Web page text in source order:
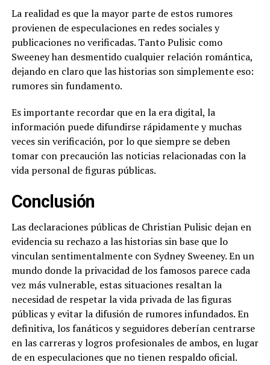
La realidad es que la mayor parte de estos rumores
provienen de especulaciones en redes sociales y
publicaciones no verificadas. Tanto Pulisic como
Sweeney han desmentido cualquier relación romántica,
dejando en claro que las historias son simplemente eso:
rumores sin fundamento.
Es importante recordar que en la era digital, la
información puede difundirse rápidamente y muchas
veces sin verificación, por lo que siempre se deben
tomar con precaución las noticias relacionadas con la
vida personal de figuras públicas.
Conclusión
Las declaraciones públicas de Christian Pulisic dejan en
evidencia su rechazo a las historias sin base que lo
vinculan sentimentalmente con Sydney Sweeney. En un
mundo donde la privacidad de los famosos parece cada
vez más vulnerable, estas situaciones resaltan la
necesidad de respetar la vida privada de las figuras
públicas y evitar la difusión de rumores infundados. En
definitiva, los fanáticos y seguidores deberían centrarse
en las carreras y logros profesionales de ambos, en lugar
de en especulaciones que no tienen respaldo oficial.